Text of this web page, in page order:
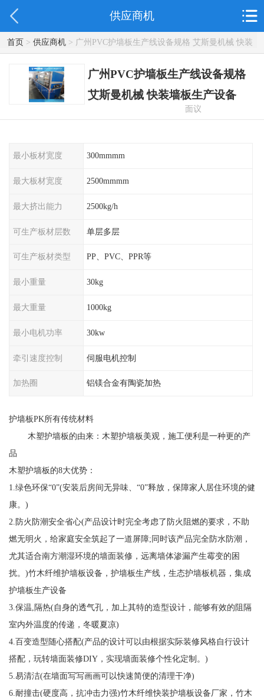
供应商机
首页> 供应商机> 广州PVC护墙板生产线设备规格 艾斯曼机械 快装
墙板生产设备
广州PVC护墙板生产线设备规格
艾斯曼机械 快装墙板生产设备
面议
最小板材宽度 300mmmm
最大板材宽度 2500mmmm
最大挤出能力 2500kg/h
可生产板材层数 单层多层
可生产板材类型 PP、PVC、PPR等
最小重量 30kg
最大重量 1000kg
最小电机功率 30kw
牵引速度控制 伺服电机控制
加热圈 铝镁合金有陶瓷加热
护墙板PK所有传统材料
木塑护墙板的由来：木塑护墙板美观，施工便利是一种更的产
品
木塑护墙板的8大优势：
1.绿色环保“0”(安装后房间无异味、“0”释放，保障家人居住环境的健
康。)
2.防火防潮安全省心(产品设计时完全考虑了防火阻燃的要求，不助
燃无明火，给家庭安全筑起了一道屏障;同时该产品完全防水防潮，
尤其适合南方潮湿环境的墙面装修，远离墙体渗漏产生霉变的困
扰。)竹木纤维护墙板设备，护墙板生产线，生态护墙板机器，集成
护墙板生产设备
3.保温,隔热(自身的透气孔，加上其特的造型设计，能够有效的阻隔
室内外温度的传递，冬暖夏凉)
4.百变造型随心搭配(产品的设计可以由根据实际装修风格自行设计
搭配，玩转墙面装修DIY，实现墙面装修个性化定制。)
5.易清洁(在墙面写写画画可以快速简便的清理干净)
6.耐撞击(硬度高，抗冲击力强)竹木纤维快装护墙板设备厂家，竹木